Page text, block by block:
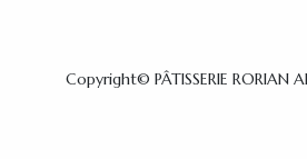
Copyright© PÂTISSERIE RORIAN